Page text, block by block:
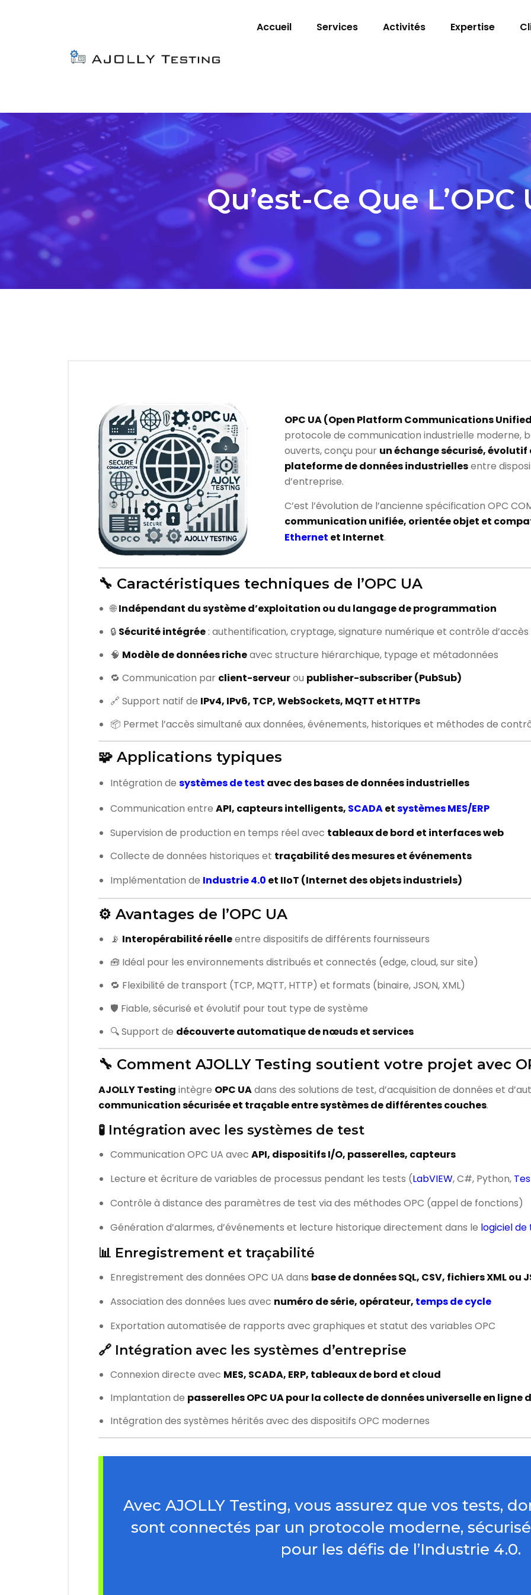
Accueil Services Activités Expertise
Qu’est-Ce Que L’OPC
OPC UA (Open Platform Communications
protocole de communication industrielle moderne,
ouverts, conçu pour un échange sécurisé,
plateforme de données industriellesentre
d’entreprise.
C’est l’évolution de l’ancienne spécification OPC
communication unifiée, orientée objet et
Ethernet et Internet.
🔧 Caractéristiques techniques de l’OPC UA
🌐Indépendant du système d’exploitation ou du langage de programmation
🔒 Sécurité intégrée: authentification, cryptage, signature numérique et contrôle d’accès
🧠 Modèle de données richeavec structure hiérarchique, typage et métadonnées
🔁 Communication par client-serveurou publisher-subscriber (PubSub)
🔗 Support natif de IPv4, IPv6, TCP, WebSockets, MQTT et HTTPs
📦 Permet l’accès simultané aux données, événements, historiques et méthodes de
🧩 Applications typiques
Intégration de systèmes de test avec des bases de données industrielles
Communication entre API, capteurs intelligents, SCADAetsystèmes MES/ERP
Supervision de production en temps réel avec tableaux de bord et interfaces web
Collecte de données historiques et traçabilité des mesures et événements
Implémentation de Industrie 4.0 et IIoT (Internet des objets industriels)
⚙️ Avantages de l’OPC UA
📡 Interopérabilité réelleentre dispositifs de différents fournisseurs
🧰 Idéal pour les environnements distribués et connectés (edge, cloud, sur site)
🔁 Flexibilité de transport (TCP, MQTT, HTTP) et formats (binaire, JSON, XML)
🛡️ Fiable, sécurisé et évolutif pour tout type de système
🔍 Support de découverte automatique de nœuds et services
🔧 Comment AJOLLY Testing soutient votre projet avec
AJOLLY Testing intègre OPC UAdans des solutions de test, d’acquisition de données et
communication sécurisée et traçable entre systèmes de différentes couches.
🧪 Intégration avec les systèmes de test
Communication OPC UA avec API, dispositifs I/O, passerelles, capteurs
Lecture et écriture de variables de processus pendant les tests (LabVIEW, C#, Python,
Contrôle à distance des paramètres de test via des méthodes OPC (appel de fonctions)
Génération d’alarmes, d’événements et lecture historique directement dans le logiciel de
📊 Enregistrement et traçabilité
Enregistrement des données OPC UA dans base de données SQL, CSV, fichiers XML ou
Association des données lues avec numéro de série, opérateur, temps de cycle
Exportation automatisée de rapports avec graphiques et statut des variables OPC
🔗 Intégration avec les systèmes d’entreprise
Connexion directe avec MES, SCADA, ERP, tableaux de bord et cloud
Implantation de passerelles OPC UA pour la collecte de données universelle en ligne
Intégration des systèmes hérités avec des dispositifs OPC modernes
Avec AJOLLY Testing, vous assurez que vos tests,
sont connectés par un protocole moderne,
pour les défis de l’Industrie 4.0.